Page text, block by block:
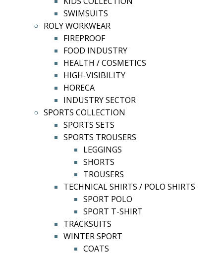
SWIMSUITS
ROLY WORKWEAR
FIREPROOF
FOOD INDUSTRY
HEALTH / COSMETICS
HIGH-VISIBILITY
HORECA
INDUSTRY SECTOR
SPORTS COLLECTION
SPORTS SETS
SPORTS TROUSERS
LEGGINGS
SHORTS
TROUSERS
TECHNICAL SHIRTS / POLO SHIRTS
SPORT POLO
SPORT T-SHIRT
TRACKSUITS
WINTER SPORT
COATS